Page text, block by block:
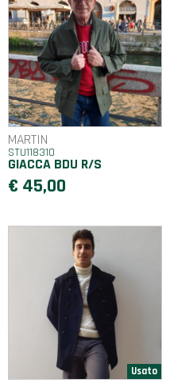
MARTIN
STU118310
GIACCA BDU R/S
€ 45,00